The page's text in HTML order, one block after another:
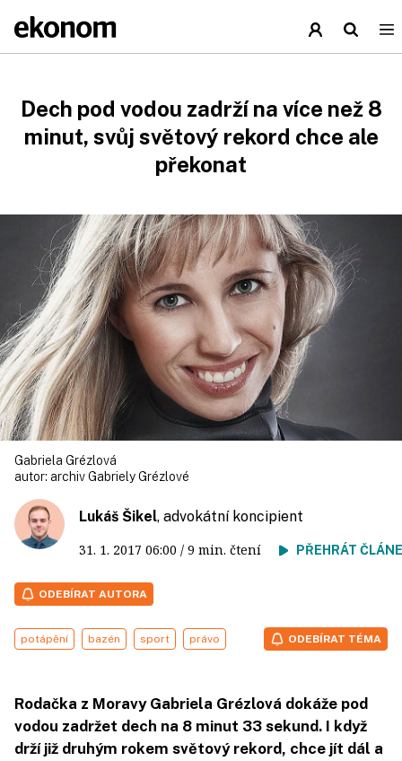
Dech pod vodou zadrží na více než 8
minut, svůj světový rekord chce ale
překonat
Gabriela Grézlová
autor: archiv Gabriely Grézlové
Lukáš Šikel, advokátní koncipient
31. 1. 2017 06:00 / 9 min. čtení PŘEHRÁT
ODEBÍRAT AUTORA
potápění bazén sport právo ODEBÍRAT TÉMA
Rodačka z Moravy Gabriela Grézlová dokáže pod
vodou zadržet dech na 8 minut 33 sekund. I když
drží již druhým rokem světový rekord, chce jít dál a